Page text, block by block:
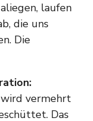
laufen
die uns
Die
vermehrt
Das